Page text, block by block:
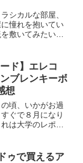
シカルな部屋、
憧れを抱いてい
敷いてみたい。
に驚いて諦めて
天市...
ド】エレコ
ブレンキーボ
た感想
頃、いかがお過
ぐで８月になり
は大学のレポー
を示しているので
ゥで買えるア